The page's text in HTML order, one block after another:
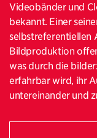
Videobänder und
bekannt. Einer
selbstreferentiellen
Bildproduktion
was durch die
erfahrbar wird, ihr
untereinander und